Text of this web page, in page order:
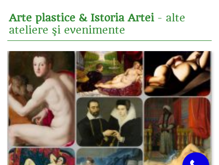
Arte plastice & Istoria Artei- alte
ateliere şi evenimente